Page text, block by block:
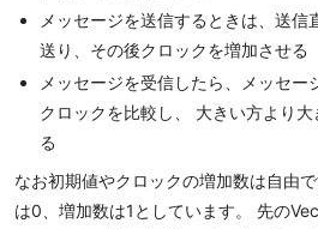
メッセージを送信するときは、送信
送り、その後クロックを増加させる
メッセージを受信したら、メッセ
クロックを比較し、 大きい方より
る
なお初期値やクロックの増加数は自由
は0、増加数は1としています。 先の